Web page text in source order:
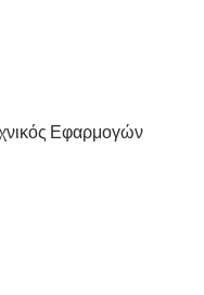
Εφαρμογών